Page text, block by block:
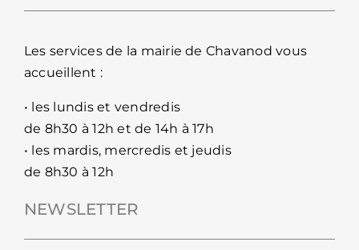
Les services de la mairie de Chavanod vous
accueillent :
• les lundis et vendredis
de 8h30 à 12h et de 14h à 17h
• les mardis, mercredis et jeudis
de 8h30 à 12h
NEWSLETTER